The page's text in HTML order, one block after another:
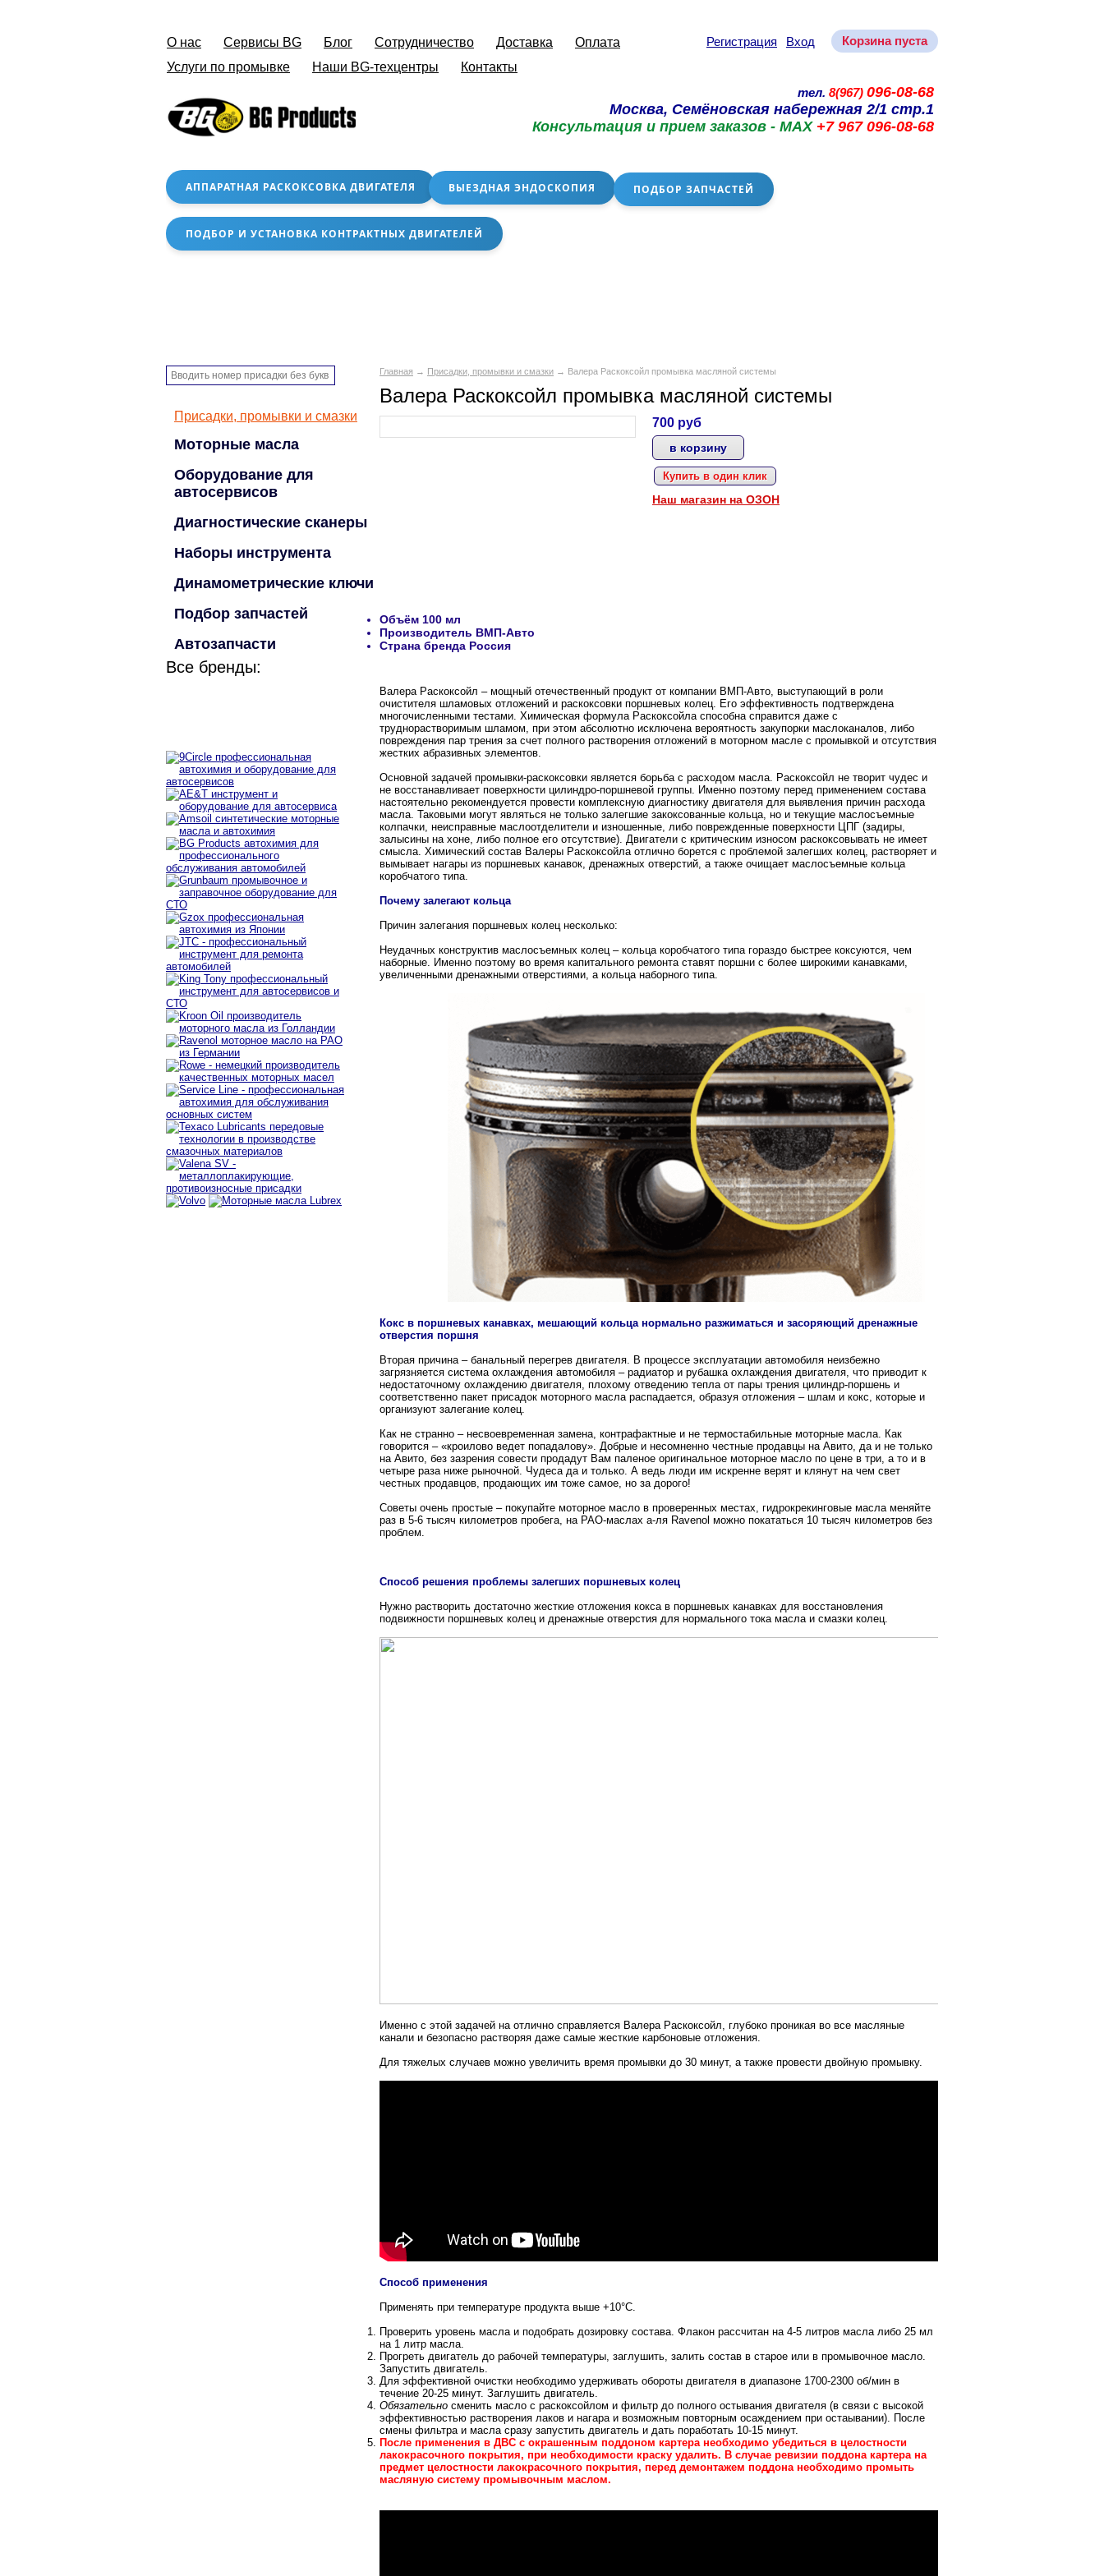
О нас Сервисы BG Блог Сотрудничество Доставка
Оплата
Услуги по промывке
Наши BG-техцентры Контакты
Корзина пуста
Регистрация Вход
тел. 8(967) 096-08-68
Москва, Семёновская набережная 2/1 стр.1
Консультация и прием заказов - MAX +7 967 096-08-68
АППАРАТНАЯ РАСКОКСОВКА ДВИГАТЕЛЯ ВЫЕЗДНАЯ ЭНДОСКОПИЯ
ПОДБОР И УСТАНОВКА КОНТРАКТНЫХ ДВИГАТЕЛЕЙ
ПОДБОР ЗАПЧАСТЕЙ
Главная → Присадки, промывки и смазки → Валера Раскоксойл промывка масляной системы
Валера Раскоксойл промывка масляной системы
700 руб
Купить в один клик
Наш магазин на ОЗОН
Объём 100 мл
Производитель ВМП-Авто
Страна бренда Россия
Валера Раскоксойл – мощный отечественный продукт от компании ВМП-Авто, выступающий в роли
очистителя шламовых отложений и раскоксовки поршневых колец. Его эффективность подтверждена
многочисленными тестами. Химическая формула Раскоксойла способна справится даже с
труднорастворимым шламом, при этом абсолютно исключена вероятность закупорки маслоканалов, либо
повреждения пар трения за счет полного растворения отложений в моторном масле с промывкой и отсутствия
жестких абразивных элементов.
Основной задачей промывки-раскоксовки является борьба с расходом масла. Раскоксойл не творит чудес и
не восстанавливает поверхности цилиндро-поршневой группы. Именно поэтому перед применением состава
настоятельно рекомендуется провести комплексную диагностику двигателя для выявления причин расхода
масла. Таковыми могут являться не только залегшие закоксованные кольца, но и текущие маслосъемные
колпачки, неисправные маслоотделители и изношенные, либо поврежденные поверхности ЦПГ (задиры,
залысины на хоне, либо полное его отсутствие). Двигатели с критическим износом раскоксовывать не имеет
смысла. Химический состав Валеры Раскоксойла отлично борется с проблемой залегших колец, растворяет и
вымывает нагары из поршневых канавок, дренажных отверстий, а также очищает маслосъемные кольца
коробчатого типа.
Почему залегают кольца
Причин залегания поршневых колец несколько:
Неудачных конструктив маслосъемных колец – кольца коробчатого типа гораздо быстрее коксуются, чем
наборные. Именно поэтому во время капитального ремонта ставят поршни с более широкими канавками,
увеличенными дренажными отверстиями, а кольца наборного типа.
Кокс в поршневых канавках, мешающий кольца нормально разжиматься и засоряющий дренажные
отверстия поршня
Вторая причина – банальный перегрев двигателя. В процессе эксплуатации автомобиля неизбежно
загрязняется система охлаждения автомобиля – радиатор и рубашка охлаждения двигателя, что приводит к
недостаточному охлаждению двигателя, плохому отведению тепла от пары трения цилиндр-поршень и
соответственно пакет присадок моторного масла распадается, образуя отложения – шлам и кокс, которые и
организуют залегание колец.
Как не странно – несвоевременная замена, контрафактные и не термостабильные моторные масла. Как
говорится – «кроилово ведет попадалову». Добрые и несомненно честные продавцы на Авито, да и не только
на Авито, без зазрения совести продадут Вам паленое оригинальное моторное масло по цене в три, а то и в
четыре раза ниже рыночной. Чудеса да и только. А ведь люди им искренне верят и клянут на чем свет
честных продавцов, продающих им тоже самое, но за дорого!
Советы очень простые – покупайте моторное масло в проверенных местах, гидрокрекинговые масла меняйте
раз в 5-6 тысяч километров пробега, на PAO-маслах а-ля Ravenol можно покататься 10 тысяч километров без
проблем.
Способ решения проблемы залегших поршневых колец
Нужно растворить достаточно жесткие отложения кокса в поршневых канавках для восстановления
подвижности поршневых колец и дренажные отверстия для нормального тока масла и смазки колец.
Именно с этой задачей на отлично справляется Валера Раскоксойл, глубоко проникая во все масляные
канали и безопасно растворяя даже самые жесткие карбоновые отложения.
Для тяжелых случаев можно увеличить время промывки до 30 минут, а также провести двойную промывку.
Способ применения
Применять при температуре продукта выше +10°С.
Проверить уровень масла и подобрать дозировку состава. Флакон рассчитан на 4-5 литров масла либо 25 мл
на 1 литр масла.
Прогреть двигатель до рабочей температуры, заглушить, залить состав в старое или в промывочное масло.
Запустить двигатель.
Для эффективной очистки необходимо удерживать обороты двигателя в диапазоне 1700-2300 об/мин в
течение 20-25 минут. Заглушить двигатель.
Обязательно сменить масло с раскоксойлом и фильтр до полного остывания двигателя (в связи с высокой
эффективностью растворения лаков и нагара и возможным повторным осаждением при остаывании). После
смены фильтра и масла сразу запустить двигатель и дать поработать 10-15 минут.
После применения в ДВС с окрашенным поддоном картера необходимо убедиться в целостности
лакокрасочного покрытия, при необходимости краску удалить. В случае ревизии поддона картера на
предмет целостности лакокрасочного покрытия, перед демонтажем поддона необходимо промыть
масляную систему промывочным маслом.
Присадки, промывки и смазки
Моторные масла
Оборудование для
автосервисов
Диагностические сканеры
Наборы инструмента
Динамометрические ключи
Подбор запчастей
Автозапчасти
Все бренды: